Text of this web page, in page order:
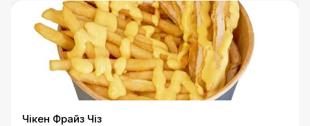
Чікен Фрайз Чіз